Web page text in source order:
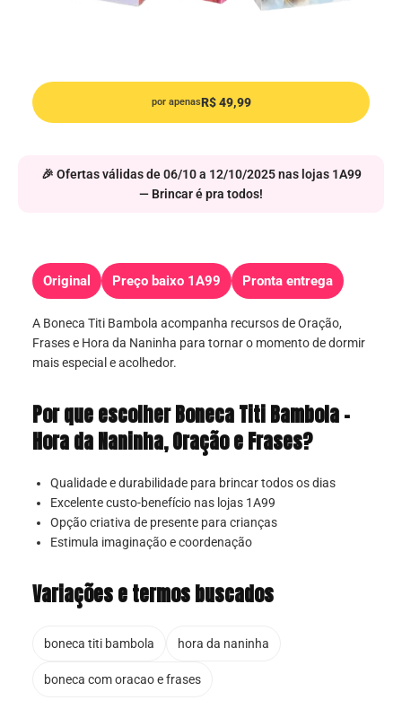
por apenasR$ 49,99
🎉 Ofertas válidas de 06/10 a 12/10/2025 nas lojas 1A99
— Brincar é pra todos!
Original Preço baixo 1A99 Pronta entrega
A Boneca Titi Bambola acompanha recursos de Oração,
Frases e Hora da Naninha para tornar o momento de dormir
mais especial e acolhedor.
Por que escolher Boneca Titi Bambola –
Hora da Naninha, Oração e Frases?
Qualidade e durabilidade para brincar todos os dias
Excelente custo-benefício nas lojas 1A99
Opção criativa de presente para crianças
Estimula imaginação e coordenação
Variações e termos buscados
boneca titi bambola hora da naninha
boneca com oracao e frases